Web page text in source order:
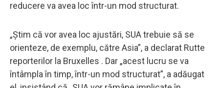
reducere va avea loc într-un mod structurat.
„Știm că vor avea loc ajustări, SUA trebuie să se
orienteze, de exemplu, către Asia”, a declarat Rutte
reporterilor la Bruxelles . Dar „acest lucru se va
întâmpla în timp, într-un mod structurat”, a adăugat